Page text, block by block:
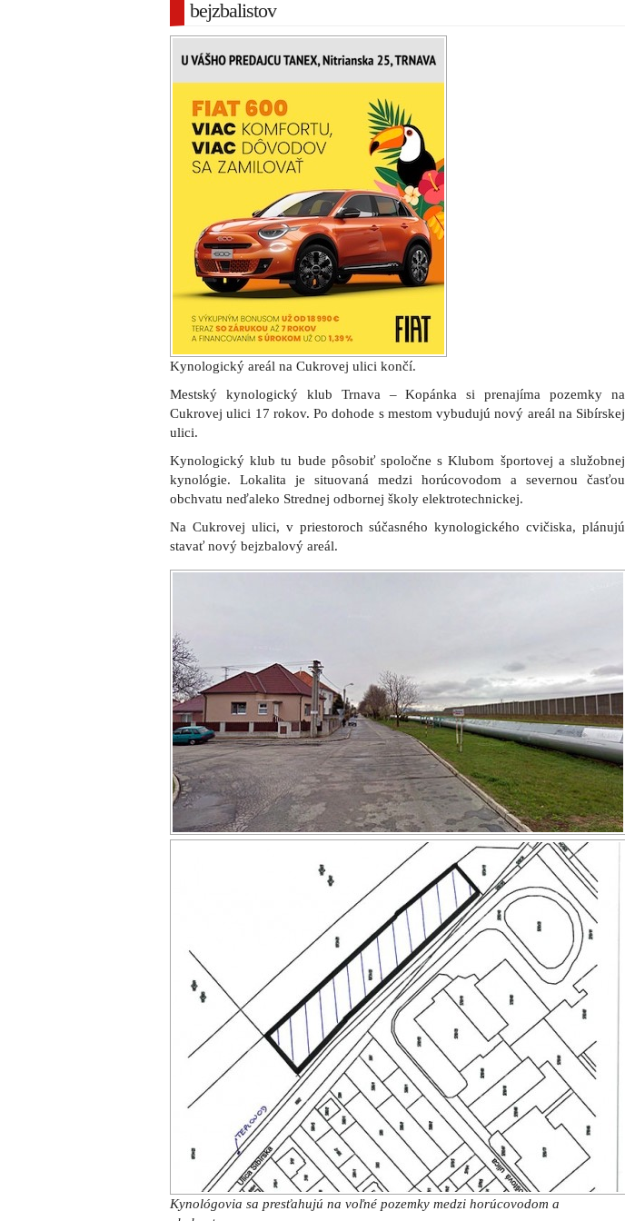
bejzbalistov
Kynologický areál na Cukrovej ulici končí.
Mestský kynologický klub Trnava – Kopánka si prenajíma pozemky na
Cukrovej ulici 17 rokov. Po dohode s mestom vybudujú nový areál na Sibírskej
ulici.
Kynologický klub tu bude pôsobiť spoločne s Klubom športovej a služobnej
kynológie. Lokalita je situovaná medzi horúcovodom a severnou časťou
obchvatu neďaleko Strednej odbornej školy elektrotechnickej.
Na Cukrovej ulici, v priestoroch súčasného kynologického cvičiska, plánujú
stavať nový bejzbalový areál.
Kynológovia sa presťahujú na voľné pozemky medzi horúcovodom a